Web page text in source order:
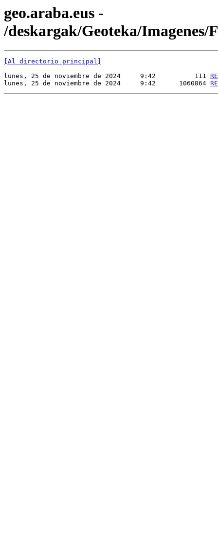
geo.araba.eus -
/deskargak/Geoteka/Imagenes/
[Al directorio principal]
lunes, 25 de noviembre de 2024     9:42          111
lunes, 25 de noviembre de 2024     9:42      1060864